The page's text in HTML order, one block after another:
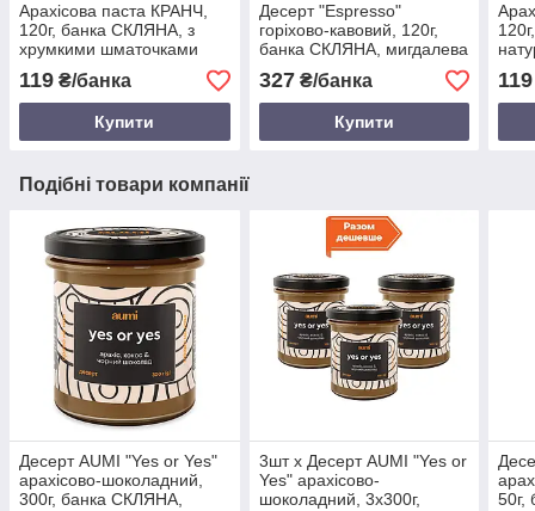
Арахісова паста КРАНЧ,
120г, банка СКЛЯНА, з
хрумкими шматочками
арахісу, натуральна без
домішок
119 ₴/банка
Купити
Десерт "Espresso"
горіхово-кавовий, 120г,
банка СКЛЯНА, мигдалева
та кеш'ю паста з кавою і
ваніллю
327₴/банка
Купити
119
Подібні товари компанії
Десерт AUMI "Yes or Yes"
арахісово-шоколадний,
300г, банка СКЛЯНА,
3шт х Десерт AUMI "Yes or
Yes" арахісово-
шоколадний, 3х300г,